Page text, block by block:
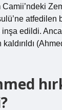
Camii’ndeki
atfedilen
edildi.